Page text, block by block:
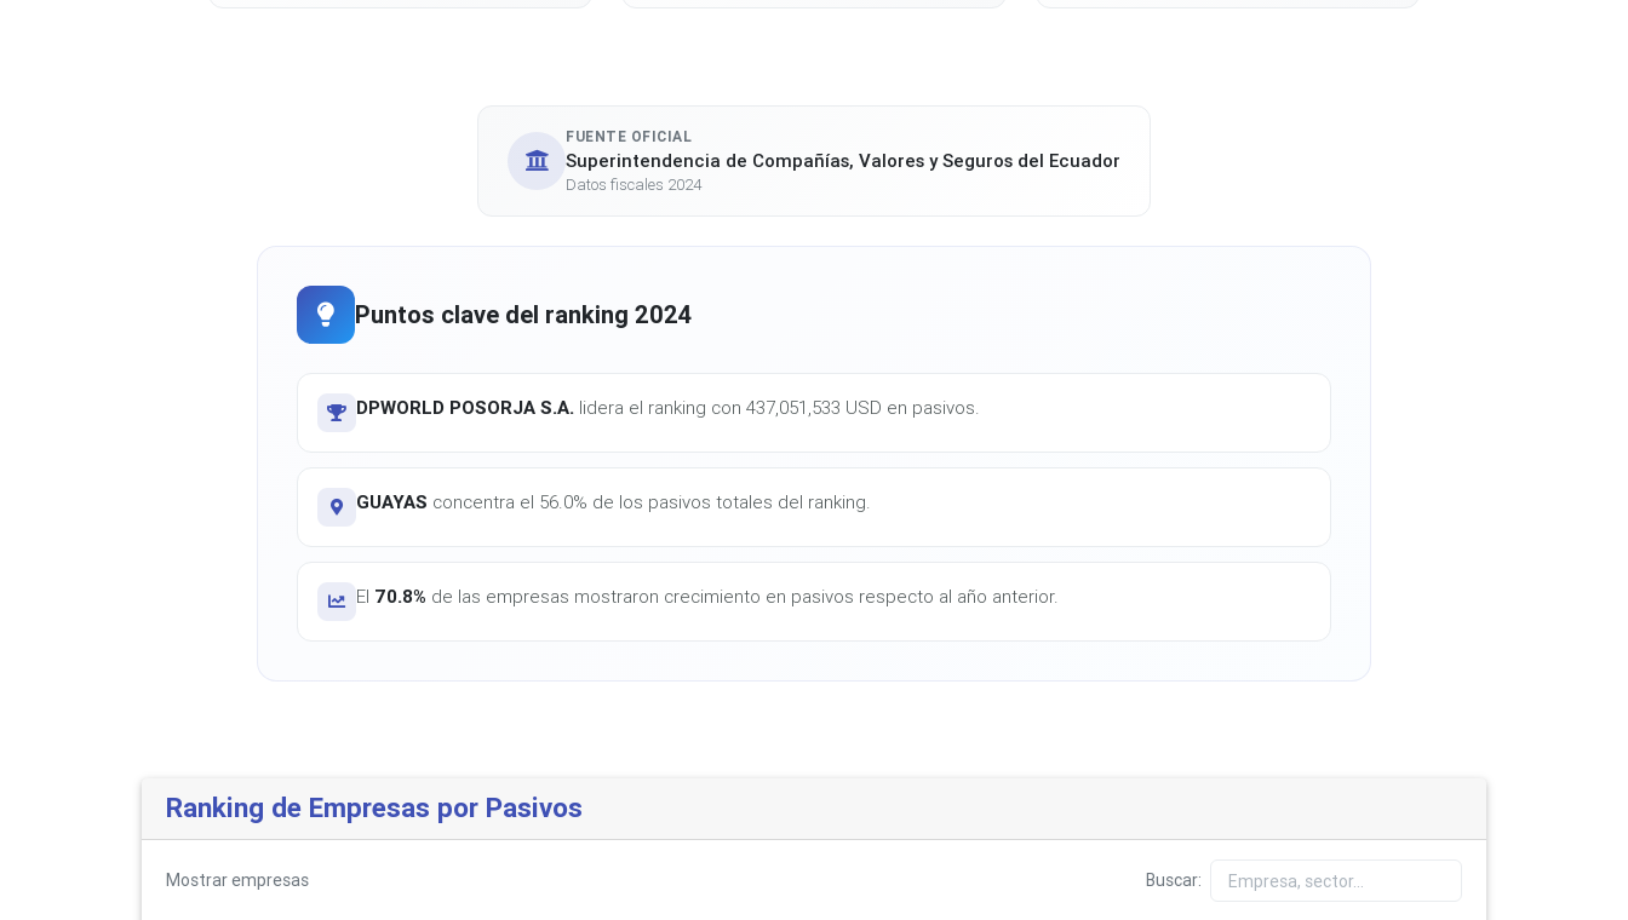
FUENTE OFICIAL
Superintendencia de Compañías, Valores y Seguros del Ecuador
Datos fiscales 2024
Puntos clave del ranking 2024
DPWORLD POSORJA S.A. lidera el ranking con 437,051,533 USD en pasivos.
GUAYAS concentra el 56.0% de los pasivos totales del ranking.
El 70.8% de las empresas mostraron crecimiento en pasivos respecto al año anterior.
Ranking de Empresas por Pasivos
Mostrarempresas Buscar: